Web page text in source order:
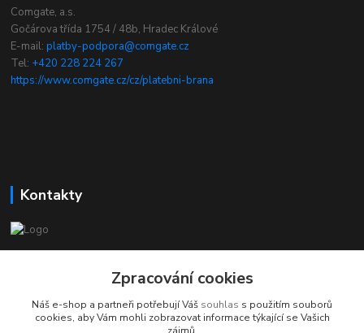
Comgate, a.s.
Gočárova třída 1754 / 48b, Hradec Králové
E-mail:platby-podpora@comgate.cz
Tel: +420 228 224 267
https://www.comgate.cz/cz/platebni-brana
Kontakty
+420 777 896 071
Zpracování cookies
Náš e-shop a partneři potřebují Váš souhlas s použitím souborů
cookies, aby Vám mohli zobrazovat informace týkající se Vašich